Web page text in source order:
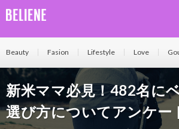
Beauty Fasion Lifestyle Love
新米ママ必見！482名に
選び方についてアンケー